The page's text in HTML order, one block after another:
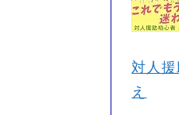
対人
え